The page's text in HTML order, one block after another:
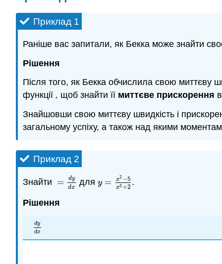
Приклад 1
Раніше вас запитали, як Бекка може знайти
Рішення
Після того, як Бекка обчислила свою миттєву
функції , щоб знайти її миттєве прискорення
Знайшовши свою миттєву швидкість і
загальному успіху, а також над якими
Приклад 2
Знайти = dy
dx
=d ydx для y = x2 −5
x3 +2
y =x 2−5x3.
Рішення
dy
dx
dy